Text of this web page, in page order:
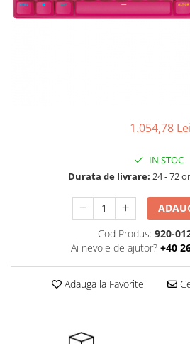
Sisteme PC & Periferice
Microfoane & Casti Gaming
Tastaturi Gaming
Card Reader
Camere Web
Adaptoare
1.054,78 Lei
IN STOC
Durata de livrare: 24 - 72
Cod Produs: 920-
Ai nevoie de ajutor? +40
Adauga la Favorite